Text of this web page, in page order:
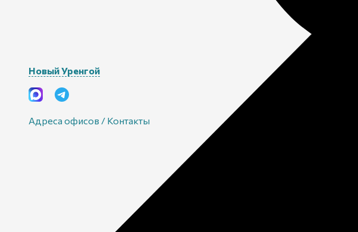
Новый Уренгой
Адреса офисов / Контакты